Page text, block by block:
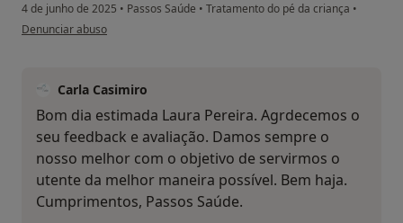
4 de junho de 2025 • Passos Saúde • Tratamento do pé da criança •
na opinião do utilizador Laura Pereira
Denunciar abuso
Carla Casimiro
Bom dia estimada Laura Pereira. Agrdecemos o
seu feedback e avaliação. Damos sempre o
nosso melhor com o objetivo de servirmos o
utente da melhor maneira possível. Bem haja.
Cumprimentos, Passos Saúde.